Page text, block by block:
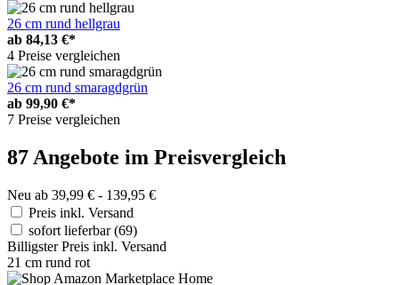
26 cm rund hellgrau
ab 84,13 €*
4 Preise vergleichen
26 cm rund smaragdgrün
ab 99,90 €*
7 Preise vergleichen
87 Angebote im Preisvergleich
Neu ab 39,99 € - 139,95 €
Preis inkl. Versand
sofort lieferbar(69)
Billigster Preis inkl. Versand
21 cm rund rot